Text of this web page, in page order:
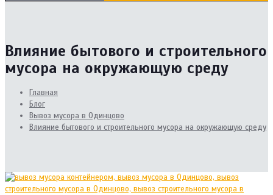
Влияние бытового и строительного
мусора на окружающую среду
Главная
Блог
Вывоз мусора в Одинцово
Влияние бытового и строительного мусора на окружающую среду